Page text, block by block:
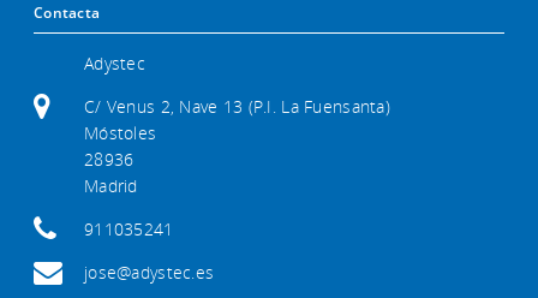
Contacta
Adystec
C/ Venus 2, Nave 13 (P.I. La Fuensanta)
Móstoles
28936
Madrid
911035241
jose@adystec.es